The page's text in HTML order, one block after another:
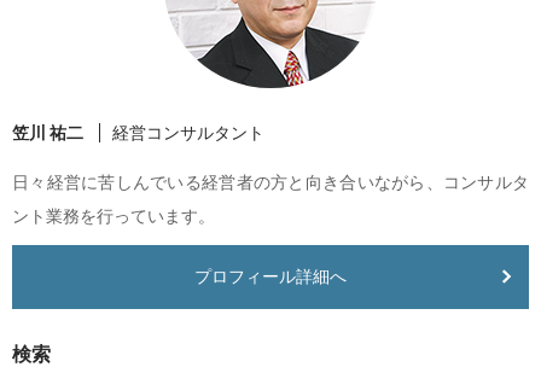
笠川 祐二 経営コンサルタント
日々経営に苦しんでいる経営者の方と向き合いながら、コンサルタ
ント業務を行っています。
プロフィール詳細へ
検索